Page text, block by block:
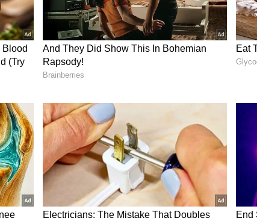
ರಿಂಗ್ ಜೊತೆ ಎಸ್ಕೇಪ್‌
ವಜ್ರದ ಉಂಗುರ, ಚಿನ್ನದ ಸರ, ಚಿನ್ನದ ಬಳೆಗಳು
ಹೋಗಿದ್ದಾಳೆ ಎಂದಿದ್ದಾನೆ. ಚಿನ್ನಾಭರಣಗಳನ್ನು
ಅವನು ವಿರೋಧಿಸಿದಾಗ ವಧು ಮತ್ತು ಅವನ ಅತ್ತೆಯ ವಿರುದ್ಧ
ಜೈಲಿಗೆ ಕಳುಹಿಸುವುದಾಗಿ ಬೆದರಿಕೆ ಹಾಕಿದ್ದಾಳೆ ಎಂದು
ಪೊಲೀಸ್ ಠಾಣೆಯಲ್ಲಿ ಪ್ರಕರಣ ದಾಖಲಾಗಿದೆ.